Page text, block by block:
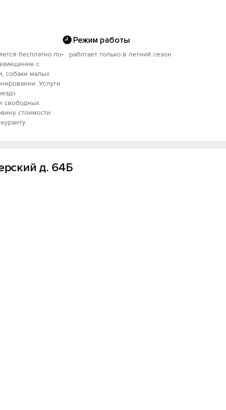
бесплатно по
с
собаки малых
Услуги
свободных
стоимости
Режим работы
работает только в летний сезон
д. 64Б